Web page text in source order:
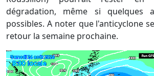
dégradation, même si quelques
possibles. A noter que l'anticyclone
retour la semaine prochaine.